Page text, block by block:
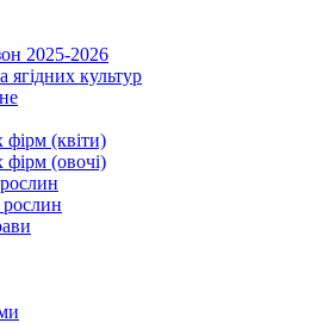
2025-2026
ягідних культур
фірм (квіти)
фірм (овочі)
рослин